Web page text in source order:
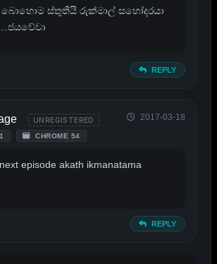
බොහොම ස්තුතියි රුක්මාල් සහෝදරයා
REPLY
UNREGISTERED
CHROME 54
2017-03-18
episode akath ikmanatama
REPLY